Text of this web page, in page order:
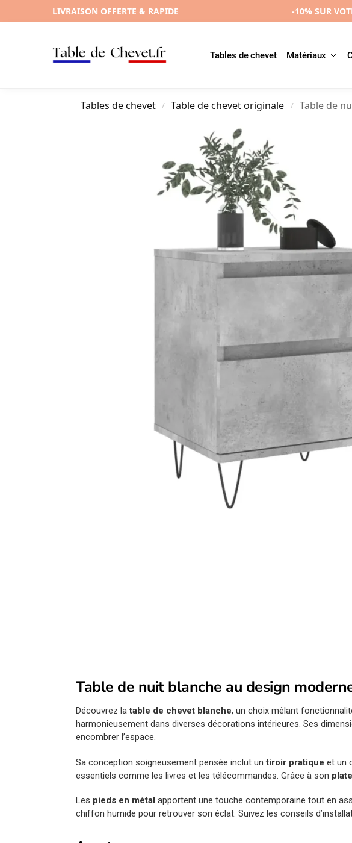
LIVRAISON OFFERTE & RAPIDE -10% SUR
Tables de chevet Matériaux
Tables de chevet / Table de chevet originale / Table de
Table de nuit blanche au design
Découvrez latable de chevet blanche, un choix mêlant
harmonieusement dans diverses décorations intérieures. Ses
encombrer l’espace.
Sa conception soigneusement pensée inclut untiroir pratique et un
essentiels comme les livres et les télécommandes. Grâce à son
Les pieds en métal apportent une touche contemporaine tout en
chiffon humide pour retrouver son éclat. Suivez les conseils